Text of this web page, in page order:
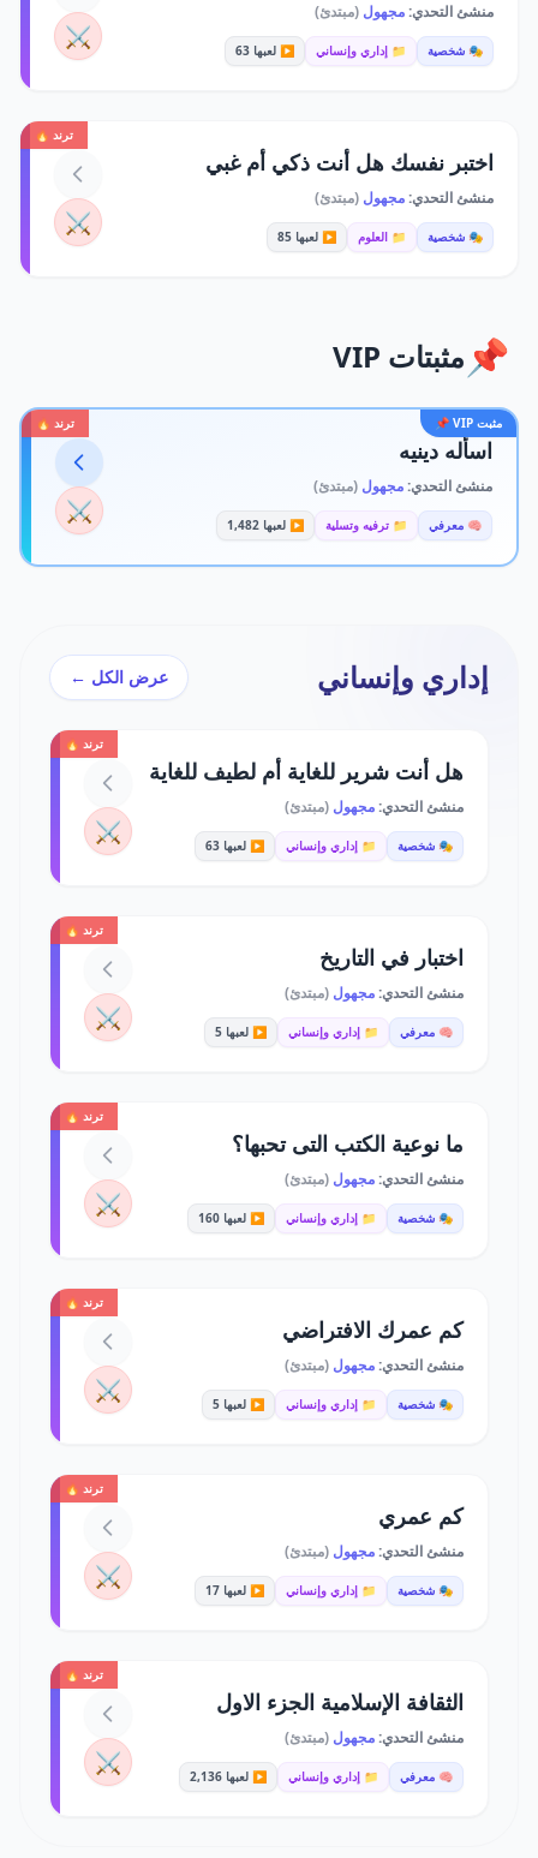
منشئ التحدي:مجهول (مبتدئ)
🎭 شخصية 📁 إداري وإنساني ▶️ لعبها 63 ⚔️
ترند 🔥
اختبر نفسك هل أنت ذكي أم غبي
منشئ التحدي:مجهول (مبتدئ)
🎭 شخصية 📁 العلوم ▶️ لعبها 85 ⚔️
📌 مثبتات VIP
مثبت VIP 📌 ترند 🔥
اسأله دينيه
منشئ التحدي:مجهول (مبتدئ)
🧠 معرفي 📁 ترفيه وتسلية ▶️ لعبها 1,482 ⚔️
إداري وإنساني عرض الكل ←
ترند 🔥
هل أنت شرير للغاية أم لطيف للغاية
منشئ التحدي:مجهول (مبتدئ)
🎭 شخصية 📁 إداري وإنساني ▶️ لعبها 63 ⚔️
ترند 🔥
اختبار في التاريخ
منشئ التحدي:مجهول (مبتدئ)
🧠 معرفي 📁 إداري وإنساني ▶️ لعبها 5 ⚔️
ترند 🔥
ما نوعية الكتب التى تحبها؟
منشئ التحدي:مجهول (مبتدئ)
🎭 شخصية 📁 إداري وإنساني ▶️ لعبها 160 ⚔️
ترند 🔥
كم عمرك الافتراضي
منشئ التحدي:مجهول (مبتدئ)
🎭 شخصية 📁 إداري وإنساني ▶️ لعبها 5 ⚔️
ترند 🔥
كم عمري
منشئ التحدي:مجهول (مبتدئ)
🎭 شخصية 📁 إداري وإنساني ▶️ لعبها 17 ⚔️
ترند 🔥
الثقافة الإسلامية الجزء الاول
منشئ التحدي:مجهول (مبتدئ)
🧠 معرفي 📁 إداري وإنساني ▶️ لعبها 2,136 ⚔️